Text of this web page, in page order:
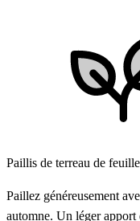
Paillis de terreau de
Paillez généreusement
automne. Un léger apport